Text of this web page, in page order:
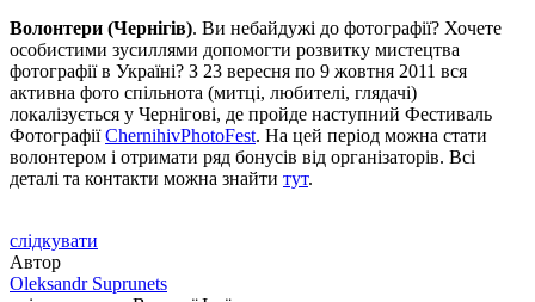
Волонтери (Чернігів). Ви небайдужі до фотографії? Хочете
особистими зусиллями допомогти розвитку мистецтва
фотографії в Україні? З 23 вересня по 9 жовтня 2011 вся
активна фото спільнота (митці, любителі, глядачі)
локалізується у Чернігові, де пройде наступний Фестиваль
ФотографіїChernihivPhotoFest. На цей період можна стати
волонтером і отримати ряд бонусів від організаторів. Всі
деталі та контакти можна знайти тут.
слідкувати
Автор
Oleksandr Suprunets